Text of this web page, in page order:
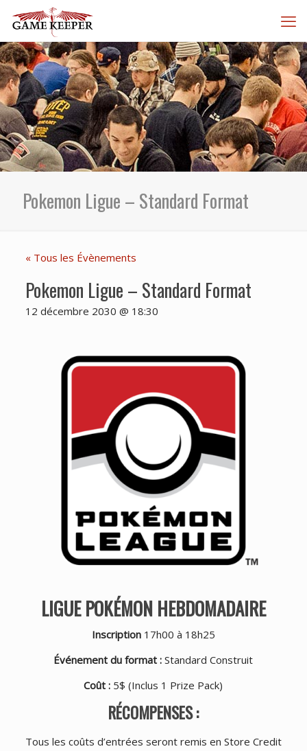
Pokemon Ligue – Standard Format
« Tous les Évènements
Pokemon Ligue – Standard Format
12 décembre 2030 @ 18:30
LIGUE POKÉMON HEBDOMADAIRE
Inscription 17h00 à 18h25
Événement du format :Standard Construit
Coût : 5$ (Inclus 1 Prize Pack)
RÉCOMPENSES :
Tous les coûts d’entrées seront remis en Store Credit